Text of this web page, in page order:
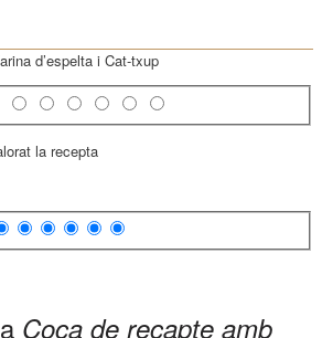
la recepta
Coca de recapte amb